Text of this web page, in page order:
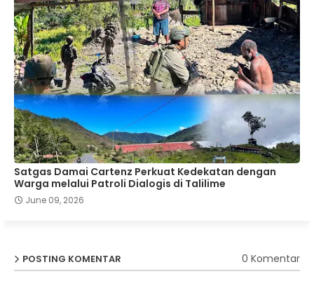
Satgas Damai Cartenz Perkuat Kedekatan dengan
Warga melalui Patroli Dialogis di Talilime
June 09, 2026
POSTING KOMENTAR 0 Komentar